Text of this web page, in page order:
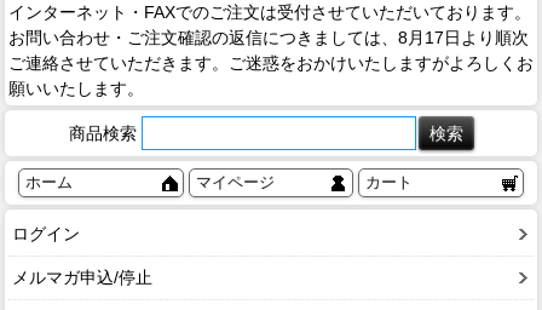
インターネット・FAXでのご注文は受付させていただいております。
お問い合わせ・ご注文確認の返信につきましては、8月17日より順次
ご連絡させていただきます。ご迷惑をおかけいたしますがよろしくお
願いいたします。
商品検索
ホーム マイページ カート
ログイン
メルマガ申込/停止